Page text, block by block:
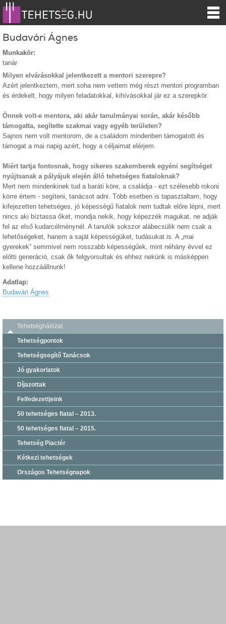
Budavári Ágnes
Munkakör:
tanár
Milyen elvárásokkal jelentkezett a mentori szerepre?
Azért jelentkeztem, mert soha nem vettem még részt mentori programban
és érdekelt, hogy milyen feladatokkal, kihívásokkal jár ez a szerepkör.
Önnek volt-e mentora, aki akár tanulmányai során, akár később
támogatta, segítette szakmai vagy egyéb területen?
Sajnos nem volt mentorom, de a családom mindenben támogatott és
támogat a mai napig azért, hogy a céljaimat elérjem.
Miért tartja fontosnak, hogy sikeres szakemberek egyéni segítséget
nyújtsanak a pályájuk elején álló tehetséges fiataloknak?
Mert nem mindenkinek tud a baráti köre, a családja - ezt szélesebb rokoni
körre értem - segíteni, tanácsot adni. Több esetben is tapasztaltam, hogy
kifejezetten tehetséges, jó képességű fiatalok nem tudtak előre lépni, mert
nincs aki bíztassa őket, mondja nekik, hogy képezzék magukat, ne adják
fel az első kudarcélménynél. A tanulók sokszor alábecsülik nem csak a
lehetőségeket, hanem a saját képességüket, tudásukat is. A „mai
gyerekek” semmivel nem rosszabb képességűek, mint néhány évvel ez
előtti generáció, csak ők felgyorsultak és ehhez nekünk is másképpen
kellene hozzáállnunk!
Adatlap:
Budavári Ágnes
Tehetséghálózat
Tehetségpontok
Tehetségsegítő Tanácsok
Jó gyakorlatok
Díjazottak
Felfedezettjeink
50 tehetséges fiatal – 2013.
50 tehetséges fiatal – 2015.
Tehetség Piactér
Kétkezi tehetségek
Országos Tehetségnapok